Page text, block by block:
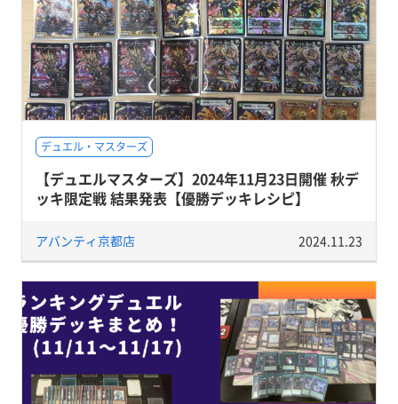
デュエル・マスターズ
【デュエルマスターズ】2024年11月23日開催 秋デ
ッキ限定戦 結果発表【優勝デッキレシピ】
アバンティ京都店 2024.11.23